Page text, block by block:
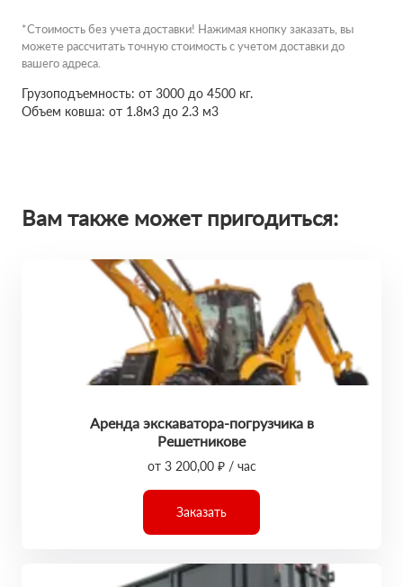
*Стоимость без учета доставки! Нажимая кнопку заказать, вы
можете рассчитать точную стоимость с учетом доставки до
вашего адреса.
Грузоподъемность: от 3000 до 4500 кг.
Объем ковша: от 1.8м3 до 2.3 м3
Вам также может пригодиться:
Аренда экскаватора-погрузчика в
Решетникове
от 3 200,00 ₽ / час
Заказать